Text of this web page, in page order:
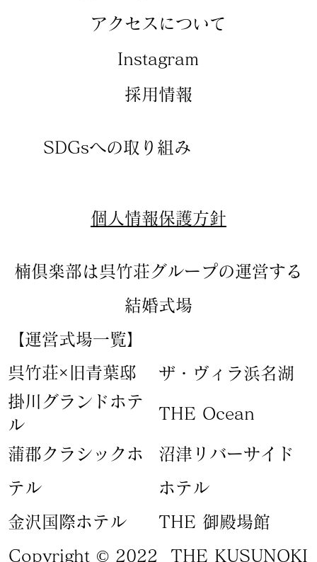
アクセスについて
​Instagram
​個人情報保護方針
SDGsへの取り組み
​採用情報
Copyright © 2022 THE KUSUNOKI
【運営式場一覧】
​呉竹荘×旧青葉邸
ザ・ヴィラ浜名湖
​掛川グランドホテ
ル
​THE Ocean
蒲郡クラシックホ
テル
​沼津リバーサイド
ホテル
​金沢国際ホテル
​THE 御殿場館
楠倶楽部は呉竹荘グループの運営する
結婚式場